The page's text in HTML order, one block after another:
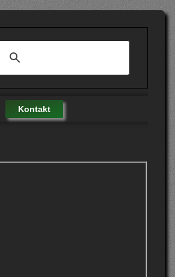
Kontakt